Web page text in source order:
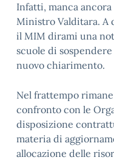
Infatti, manca ancora
Ministro Valditara. A
il MIM dirami una
scuole di
nuovo chiarimento.
Nel frattempo
confronto con le
disposizione
materia di
allocazione delle